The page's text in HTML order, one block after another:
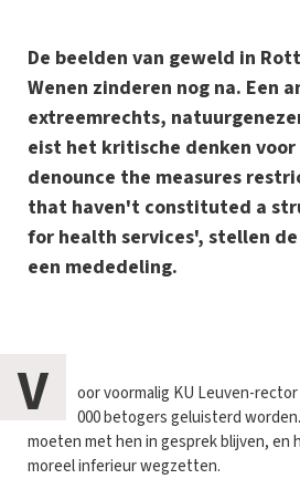
De beelden van geweld in
Wenen zinderen nog na. Een
extreemrechts,
eist het kritische denken voor
denounce the measures
that haven't constituted a
for health services', stellen
een mededeling.
V
oor voormalig KU Leuven-
000 betogers geluisterd
moeten met hen in gesprek blijven, en
moreel inferieur wegzetten.